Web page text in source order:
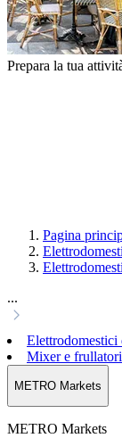
Prepara la tua
Pagina
...
Elettrodomestici
Mixer e frullatori
METRO Markets
METRO Markets